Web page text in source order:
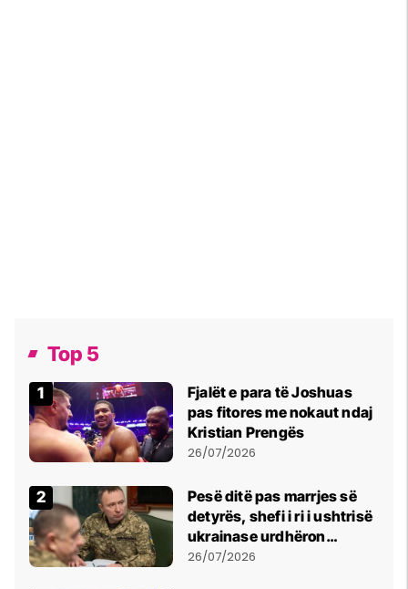
Top 5
Fjalët e para të Joshuas
pas fitores me nokaut ndaj
Kristian Prengës
26/07/2026
Pesë ditë pas marrjes së
detyrës, shefi i ri i ushtrisë
ukrainase urdhëron
kontroll të madh
26/07/2026